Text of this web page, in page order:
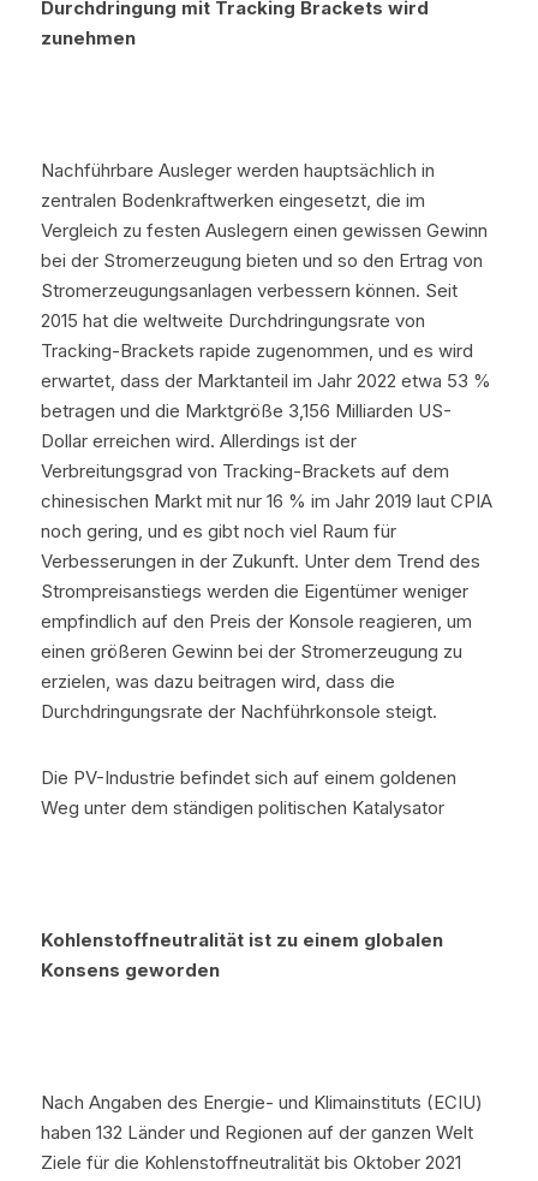
Durchdringung mit Tracking Brackets wird
zunehmen
Nachführbare Ausleger werden hauptsächlich in
zentralen Bodenkraftwerken eingesetzt, die im
Vergleich zu festen Auslegern einen gewissen Gewinn
bei der Stromerzeugung bieten und so den Ertrag von
Stromerzeugungsanlagen verbessern können. Seit
2015 hat die weltweite Durchdringungsrate von
Tracking-Brackets rapide zugenommen, und es wird
erwartet, dass der Marktanteil im Jahr 2022 etwa 53 %
betragen und die Marktgröße 3,156 Milliarden US-
Dollar erreichen wird. Allerdings ist der
Verbreitungsgrad von Tracking-Brackets auf dem
chinesischen Markt mit nur 16 % im Jahr 2019 laut CPIA
noch gering, und es gibt noch viel Raum für
Verbesserungen in der Zukunft. Unter dem Trend des
Strompreisanstiegs werden die Eigentümer weniger
empfindlich auf den Preis der Konsole reagieren, um
einen größeren Gewinn bei der Stromerzeugung zu
erzielen, was dazu beitragen wird, dass die
Durchdringungsrate der Nachführkonsole steigt.
Die PV-Industrie befindet sich auf einem goldenen
Weg unter dem ständigen politischen Katalysator
Kohlenstoffneutralität ist zu einem globalen
Konsens geworden
Nach Angaben des Energie- und Klimainstituts (ECIU)
haben 132 Länder und Regionen auf der ganzen Welt
Ziele für die Kohlenstoffneutralität bis Oktober 2021